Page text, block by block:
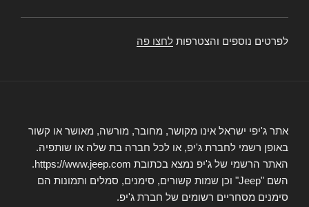
לפרטים נוספים והצטרפות לחצו פה
אתר ג'יפי ישראל אינו מקושר, מחובר, מורשה, מאושר או קשור
באופן רשמי לחברת ג'יפ, או לכל חברה בת שלה או שותפיה.
האתר הרשמי של ג'יפ נמצא בכתובת https://www.jeep.com.
השם "Jeep" וכן שמות קשורים, סימנים, סמלים ותמונות הם
סימנים מסחריים רשומים של חברת ג'יפ.